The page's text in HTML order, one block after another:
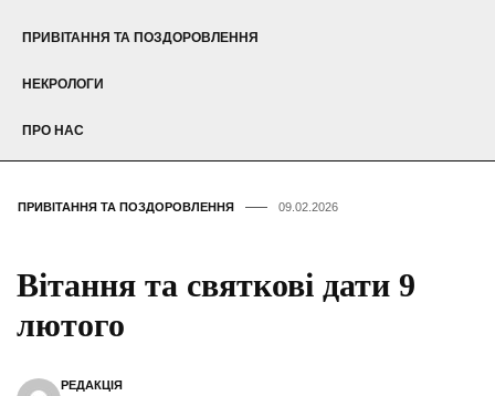
ПРИВІТАННЯ ТА ПОЗДОРОВЛЕННЯ
НЕКРОЛОГИ
ПРО НАС
ПРИВІТАННЯ ТА ПОЗДОРОВЛЕННЯ 09.02.2026
Вітання та святкові дати 9
лютого
РЕДАКЦІЯ